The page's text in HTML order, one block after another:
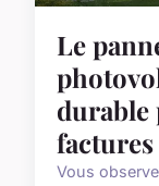
Le
durable
Vous